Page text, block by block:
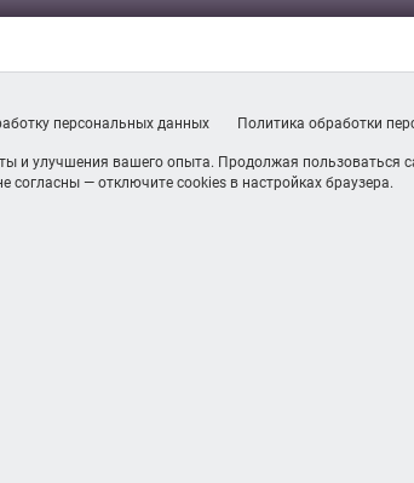
персональных данных Политика обработки
и улучшения вашего опыта. Продолжая пользоваться
— отключите cookies в настройках браузера.